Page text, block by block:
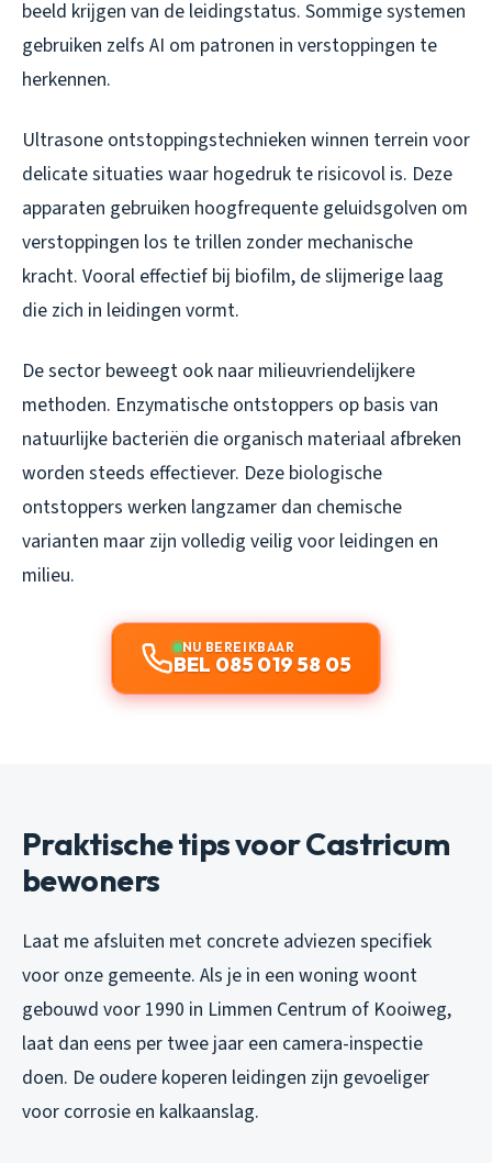
beeld krijgen van de leidingstatus. Sommige systemen
gebruiken zelfs AI om patronen in verstoppingen te
herkennen.
Ultrasone ontstoppingstechnieken winnen terrein voor
delicate situaties waar hogedruk te risicovol is. Deze
apparaten gebruiken hoogfrequente geluidsgolven om
verstoppingen los te trillen zonder mechanische
kracht. Vooral effectief bij biofilm, de slijmerige laag
die zich in leidingen vormt.
De sector beweegt ook naar milieuvriendelijkere
methoden. Enzymatische ontstoppers op basis van
natuurlijke bacteriën die organisch materiaal afbreken
worden steeds effectiever. Deze biologische
ontstoppers werken langzamer dan chemische
varianten maar zijn volledig veilig voor leidingen en
milieu.
NU BEREIKBAAR
BEL 085 019 58 05
Praktische tips voor Castricum
bewoners
Laat me afsluiten met concrete adviezen specifiek
voor onze gemeente. Als je in een woning woont
gebouwd voor 1990 in Limmen Centrum of Kooiweg,
laat dan eens per twee jaar een camera-inspectie
doen. De oudere koperen leidingen zijn gevoeliger
voor corrosie en kalkaanslag.